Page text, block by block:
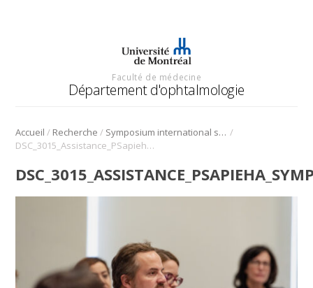
Faculté de médecine
Département d'ophtalmologie
Accueil / Recherche / Symposium international sur l’angiogenèse rétinienne et choroïdienne /
DSC_3015_Assistance_PSapieha_Symposium_Angio_2022